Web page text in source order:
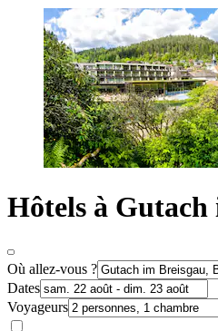
Hôtels à Gutach
Où allez-vous ?
Dates
Voyageurs